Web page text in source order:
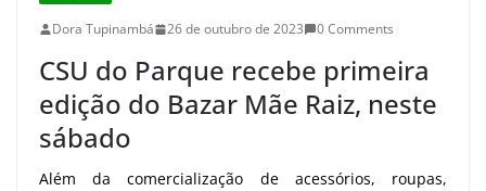
Dora Tupinambá 26 de outubro de 2023 0 Comments
CSU do Parque recebe primeira
edição do Bazar Mãe Raiz, neste
sábado
Além da comercialização de acessórios, roupas,